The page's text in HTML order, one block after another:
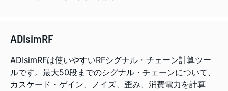
ADIsimRF
ADIsimRFは使いやすいRFシグナル・チェーン計算ツー
ルです。最大50段までのシグナル・チェーンについて、
カスケード・ゲイン、ノイズ、歪み、消費電力を計算